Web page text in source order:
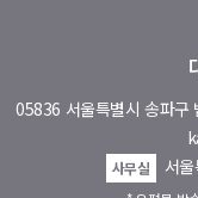
05836 서울특별시 송파
사무실 서